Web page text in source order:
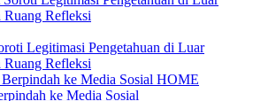
Legitimasi Pengetahuan di Luar
Ruang Refleksi
HOME
ke Media Sosial